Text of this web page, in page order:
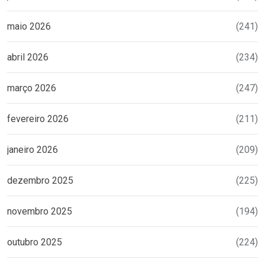
maio 2026 (241)
abril 2026 (234)
março 2026 (247)
fevereiro 2026 (211)
janeiro 2026 (209)
dezembro 2025 (225)
novembro 2025 (194)
outubro 2025 (224)